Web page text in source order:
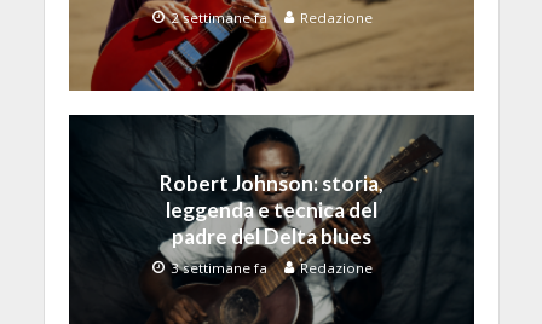
2 settimane fa Redazione
Robert Johnson: storia,
leggenda e tecnica del
padre del Delta blues
3 settimane fa Redazione